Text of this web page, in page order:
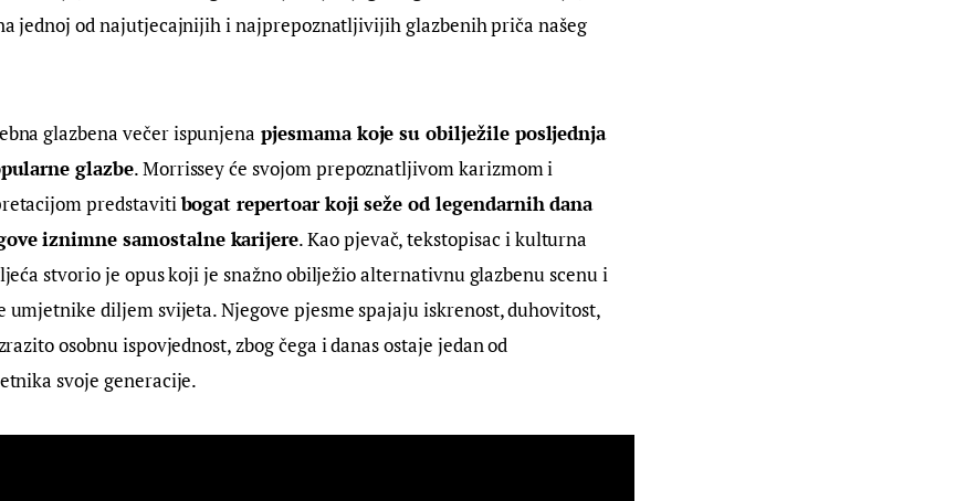
jednoj od najutjecajnijih i najprepoznatljivijih glazbenih priča našeg
glazbena večer ispunjena pjesmama koje su obilježile posljednja
glazbe. Morrissey će svojom prepoznatljivom karizmom i
predstaviti bogat repertoar koji seže od legendarnih dana
iznimne samostalne karijere. Kao pjevač, tekstopisac i kulturna
stvorio je opus koji je snažno obilježio alternativnu glazbenu scenu i
umjetnike diljem svijeta. Njegove pjesme spajaju iskrenost, duhovitost,
osobnu ispovjednost, zbog čega i danas ostaje jedan od
svoje generacije.